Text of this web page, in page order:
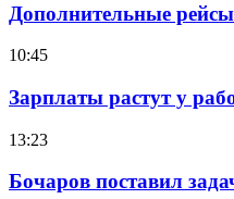
Дополнительные
10:45
Зарплаты растут у
13:23
Бочаров поставил